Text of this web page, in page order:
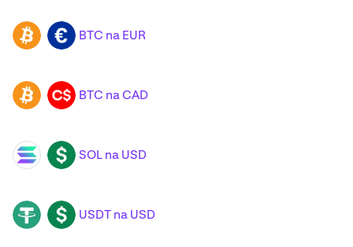
BTC EUR BTC na EUR
BTC CAD BTC na CAD
SOL USD SOL na USD
USDT USD USDT na USD